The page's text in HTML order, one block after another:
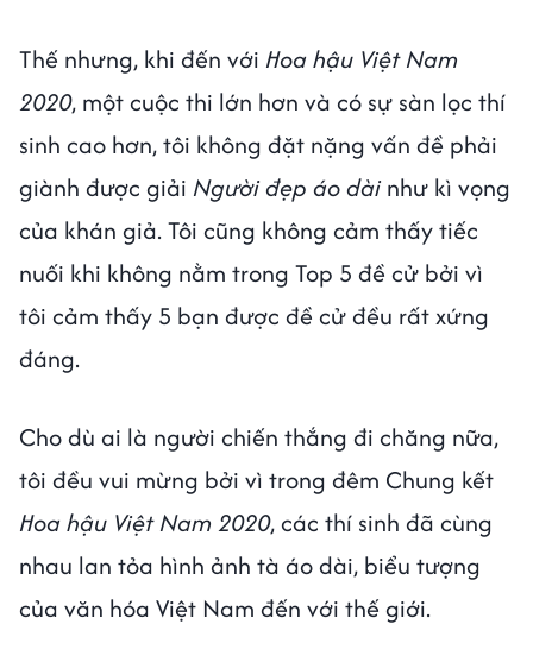
Thế nhưng, khi đến với Hoa hậu Việt Nam
2020, một cuộc thi lớn hơn và có sự sàn lọc thí
sinh cao hơn, tôi không đặt nặng vấn đề phải
giành được giải Người đẹp áo dàinhư kì vọng
của khán giả. Tôi cũng không cảm thấy tiếc
nuối khi không nằm trong Top 5 đề cử bởi vì
tôi cảm thấy 5 bạn được đề cử đều rất xứng
đáng.
Cho dù ai là người chiến thắng đi chăng nữa,
tôi đều vui mừng bởi vì trong đêm Chung kết
Hoa hậu Việt Nam 2020, các thí sinh đã cùng
nhau lan tỏa hình ảnh tà áo dài, biểu tượng
của văn hóa Việt Nam đến với thế giới.